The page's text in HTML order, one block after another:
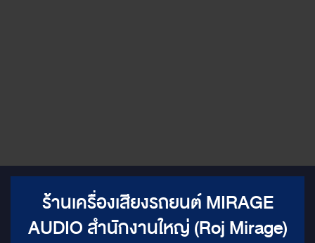
ร้านเครื่องเสียงรถยนต์ MIRAGE
AUDIO สำนักงานใหญ่ (Roj Mirage)